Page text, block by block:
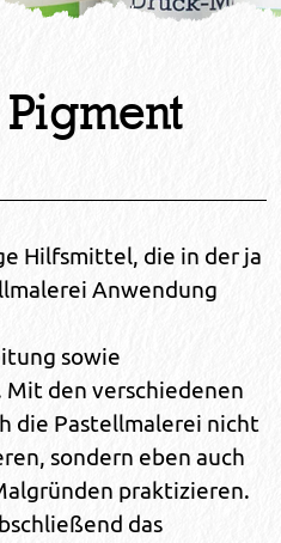
Hilfsmittel, die in der ja
Anwendung
sowie
Mit den verschiedenen
die Pastellmalerei nicht
sondern eben auch
praktizieren.
das